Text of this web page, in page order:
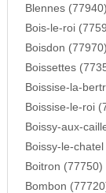
Blennes (77940)
Bois-le-roi
Boisdon (77970)
Boissettes
Boissise-la-
Boissise-le-roi
Boissy-aux-
Boissy-le-
Boitron (77750)
Bombon